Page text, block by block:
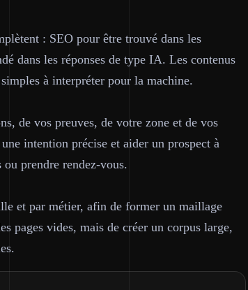
: SEO pour être trouvé dans les
dans les réponses de type IA. Les contenus
à interpréter pour la machine.
de vos preuves, de votre zone et de vos
intention précise et aider un prospect à
prendre rendez-vous.
et par métier, afin de former un maillage
pages vides, mais de créer un corpus large,